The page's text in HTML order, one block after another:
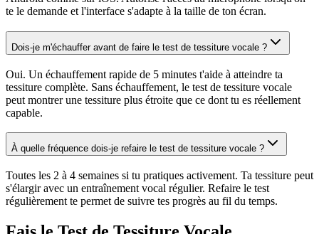
te le demande et l'interface s'adapte à la taille de ton écran.
Dois-je m'échauffer avant de faire le test de tessiture vocale ?
Oui. Un échauffement rapide de 5 minutes t'aide à atteindre ta
tessiture complète. Sans échauffement, le test de tessiture vocale
peut montrer une tessiture plus étroite que ce dont tu es réellement
capable.
À quelle fréquence dois-je refaire le test de tessiture vocale ?
Toutes les 2 à 4 semaines si tu pratiques activement. Ta tessiture peut
s'élargir avec un entraînement vocal régulier. Refaire le test
régulièrement te permet de suivre tes progrès au fil du temps.